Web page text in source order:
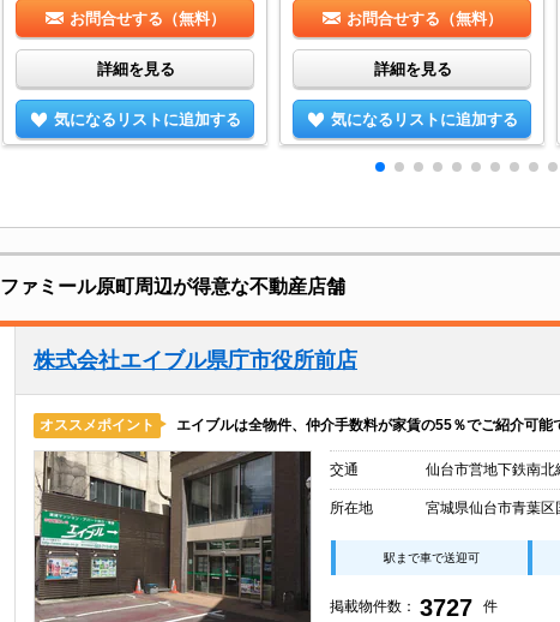
お問合せする（無料）
詳細を見る
気になるリストに追加する
お問合せする（無料）
詳細を見る
気になるリストに追加する
ファミール原町周辺が得意な不動産店舗
株式会社エイブル県庁市役所前店
オススメポイント エイブルは全物件、仲介手数料が家賃の55％でご紹介可能
交通 仙台市営地下鉄南北
所在地 宮城県仙台市青葉
駅まで車で送迎可
掲載物件数： 3727 件